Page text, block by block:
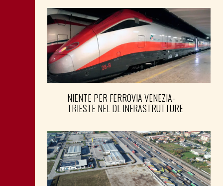
NIENTE PER FERROVIA VENEZIA-
TRIESTE NEL DL INFRASTRUTTURE